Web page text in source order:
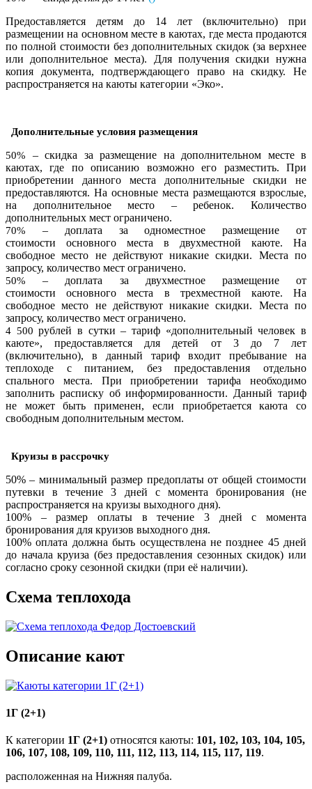
Предоставляется детям до 14 лет (включительно) при
размещении на основном месте в каютах, где места продаются
по полной стоимости без дополнительных скидок (за верхнее
или дополнительное места). Для получения скидки нужна
копия документа, подтверждающего право на скидку. Не
распространяется на каюты категории «Эко».
Дополнительные условия размещения
50%
– скидка за размещение на дополнительном месте в
каютах, где по описанию возможно его разместить. При
приобретении данного места дополнительные скидки не
предоставляются. На основные места размещаются взрослые,
на дополнительное место – ребенок. Количество
дополнительных мест ограничено.
70% – доплата за одноместное размещение от
стоимости основного места в двухместной каюте. На
свободное место не действуют никакие скидки. Места по
запросу, количество мест ограничено.
50% – доплата за двухместное размещение от
стоимости основного места в трехместной каюте. На
свободное место не действуют никакие скидки. Места по
запросу, количество мест ограничено.
4 500 рублей в сутки – тариф «дополнительный человек в
каюте», предоставляется для детей от 3 до 7 лет
(включительно), в данный тариф входит пребывание на
теплоходе с питанием, без предоставления отдельно
спального места. При приобретении тарифа необходимо
заполнить расписку об информированности. Данный тариф
не может быть применен, если приобретается каюта со
свободным дополнительным местом.
Круизы в рассрочку
50% – минимальный размер предоплаты от общей стоимости
путевки в течение 3 дней с момента бронирования (не
распространяется на круизы выходного дня).
100% – размер оплаты в течение 3 дней с момента
бронирования для круизов выходного дня.
100% оплата должна быть осуществлена не позднее 45 дней
до начала круиза (без предоставления сезонных скидок) или
согласно сроку сезонной скидки (при её наличии).
Схема теплохода
Описание кают
1Г (2+1)
К категории 1Г (2+1) относятся каюты: 101, 102, 103, 104, 105,
106, 107, 108, 109, 110, 111, 112, 113, 114, 115, 117, 119.
расположенная на Нижняя палуба.